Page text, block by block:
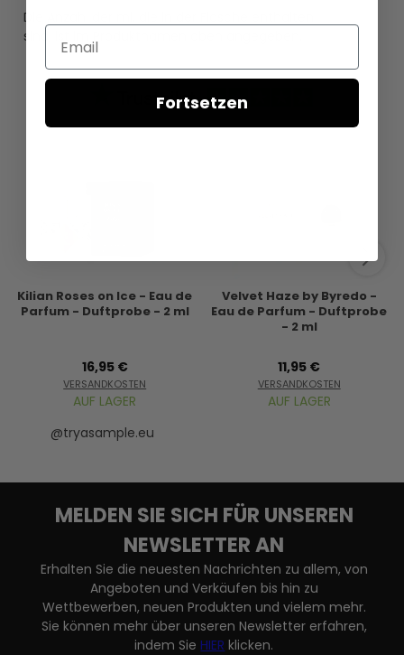
Die Anzahl der ml, die in der Flasche enthalten
sind, ist im Produktnamen oben angegeben.
Kilian Roses on Ice - Eau de
Parfum - Duftprobe - 2 ml
16,95 €
VERSANDKOSTEN
AUF LAGER
Velvet Haze by Byredo -
Eau de Parfum - Duftprobe
- 2 ml
11,95 €
VERSANDKOSTEN
AUF LAGER
@tryasample.eu
MELDEN SIE SICH FÜR UNSEREN
NEWSLETTER AN
Erhalten Sie die neuesten Nachrichten zu allem, von
Angeboten und Verkäufen bis hin zu
Wettbewerben, neuen Produkten und vielem mehr.
Sie können mehr über unseren Newsletter erfahren,
indem SieHIER klicken.
Email
Fortsetzen